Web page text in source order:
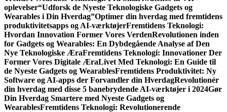
oplevelser“Udforsk de Nyeste Teknologiske Gadgets og
Wearables i Din Hverdag”Optimer din hverdag med fremtidens
produktivitetsapps og AI-værktøjerFremtidens Teknologi:
Hvordan Innovation Former Vores VerdenRevolutionen inden
for Gadgets og Wearables: En Dybdegående Analyse af Den
Nye Teknologiske ÆraFremtidens Teknologi: Innovationer Der
Former Vores Digitale ÆraLivet Med Teknologi: En Guide til
de Nyeste Gadgets og WearablesFremtidens Produktivitet: Ny
Software og AI-apps der Forvandler din HverdagRevolutionér
din hverdag med disse 5 banebrydende AI-værktøjer i 2024Gør
Din Hverdag Smartere med Nyeste Gadgets og
WearablesFremtidens Teknologi: Revolutionerende